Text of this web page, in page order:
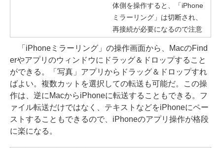
体側を操作すると、「iPhone
ミラーリング」は切断され、
再接続が必要になるので注意
「iPhoneミラーリング」の操作画面から、MacのFind
erやアプリのウィンドウにドラッグ＆ドロップすること
ができる。「写真」アプリからドラッグ＆ドロップすれ
ばよい。複数カットを選択しての転送も可能だ。この操
作は、逆にMacからiPhoneに転送することもできる。フ
ァイル転送だけではなく、テキストなどをiPhoneにペー
ストすることもできるので、iPhoneのアプリ操作が格段
に楽になる。